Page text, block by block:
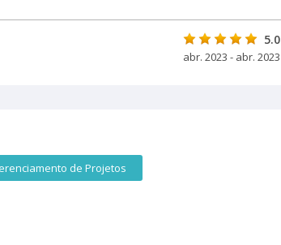
5.0
abr. 2023 - abr. 2023
de Projetos